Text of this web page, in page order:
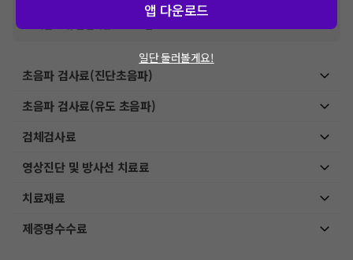
산정될 수 있는 점 참고 바랍니다.)
초음파 검사료(진단초음파)
초음파 검사료(유도 초음파)
검체검사료
영상진단 및 방사선 치료료
치료재료
제증명수수료
앱 다운로드
일단 둘러볼게요!